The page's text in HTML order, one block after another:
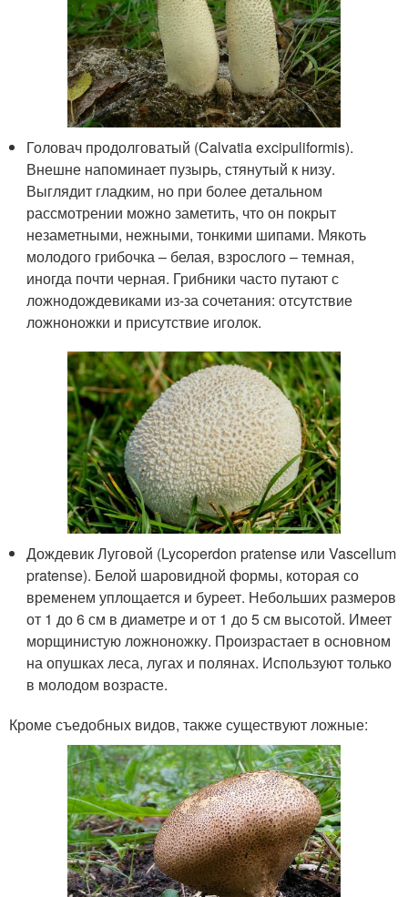
Головач продолговатый (Calvatia excipuliformis).
Внешне напоминает пузырь, стянутый к низу.
Выглядит гладким, но при более детальном
рассмотрении можно заметить, что он покрыт
незаметными, нежными, тонкими шипами. Мякоть
молодого грибочка – белая, взрослого – темная,
иногда почти черная. Грибники часто путают с
ложнодождевиками из-за сочетания: отсутствие
ложноножки и присутствие иголок.
Дождевик Луговой (Lycoperdon pratense или Vascellum
pratense). Белой шаровидной формы, которая со
временем уплощается и буреет. Небольших размеров
от 1 до 6 см в диаметре и от 1 до 5 см высотой. Имеет
морщинистую ложноножку. Произрастает в основном
на опушках леса, лугах и полянах. Используют только
в молодом возрасте.
Кроме съедобных видов, также существуют ложные: